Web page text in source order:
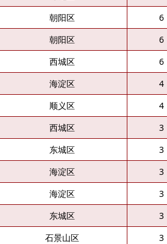
朝阳区
6
朝阳区
6
西城区
6
海淀区
4
顺义区
4
西城区
3
东城区
3
海淀区
3
海淀区
3
东城区
3
石景山区
3